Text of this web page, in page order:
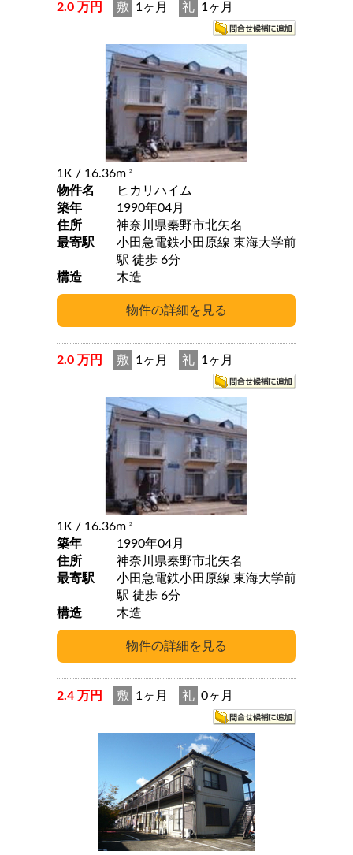
2.0 万円 敷 1ヶ月 礼 1ヶ月
1K / 16.36m 2
物件名
ヒカリハイム
築年
1990年04月
住所
神奈川県秦野市北矢名
最寄駅
小田急電鉄小田原線 東海大学前
駅 徒歩 6分
構造
木造
2.0 万円 敷 1ヶ月 礼 1ヶ月
1K / 16.36m 2
築年
1990年04月
住所
神奈川県秦野市北矢名
最寄駅
小田急電鉄小田原線 東海大学前
駅 徒歩 6分
構造
木造
2.4 万円 敷 1ヶ月 礼 0ヶ月